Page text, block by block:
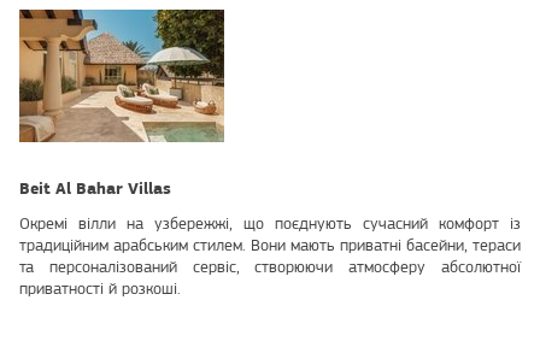
Beit Al Bahar Villas
Окремі вілли на узбережжі, що поєднують сучасний комфорт із
традиційним арабським стилем. Вони мають приватні басейни, тераси
та персоналізований сервіс, створюючи атмосферу абсолютної
приватності й розкоші.